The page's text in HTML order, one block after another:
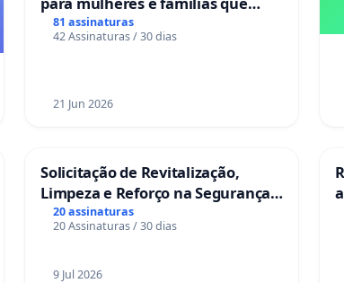
sofrem uma perda gestacional
nos hospitais portugueses
81 assinaturas
42 Assinaturas / 30 dias
21 Jun 2026
Solicitação de Revitalização,
Limpeza e Reforço na Segurança
das Praças da Rua Cachoeira das
Sete Ilhas
20 assinaturas
20 Assinaturas / 30 dias
9 Jul 2026